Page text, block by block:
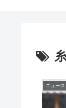
ニュース